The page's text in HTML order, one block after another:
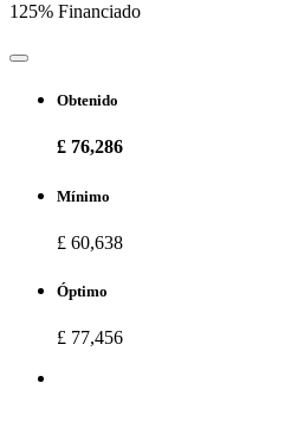
125% Financiado
Obtenido
£ 76,286
Mínimo
£ 60,638
Óptimo
£ 77,456